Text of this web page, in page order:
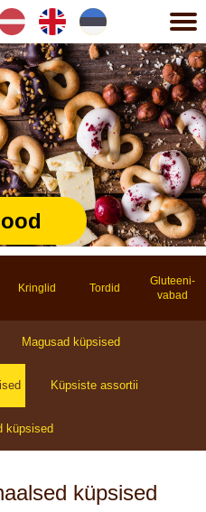
Lv En
Kringlid Tordid
Gluteeni­
vabad
Magusad küpsised
Küpsiste assortii
küpsised
küpsised